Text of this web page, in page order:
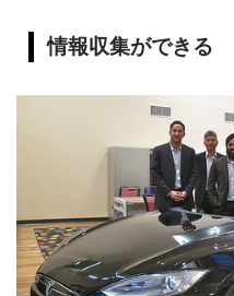
情報収集ができる